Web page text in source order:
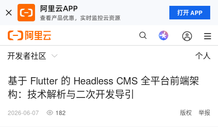
打开 APP
开发者社区 个人
基于 Flutter 的 Headless CMS 全平台前端架
构：技术解析与二次开发导引
2026-06-07 182 版权 举报